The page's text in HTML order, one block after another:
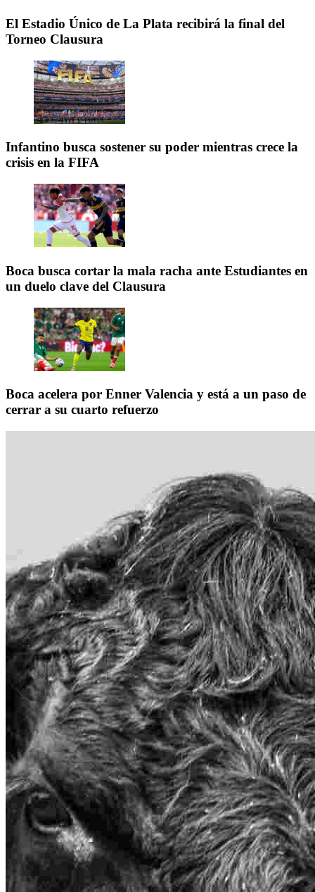
El Estadio Único de La Plata recibirá la final del
Torneo Clausura
Infantino busca sostener su poder mientras crece la
crisis en la FIFA
Boca busca cortar la mala racha ante Estudiantes en
un duelo clave del Clausura
Boca acelera por Enner Valencia y está a un paso de
cerrar a su cuarto refuerzo